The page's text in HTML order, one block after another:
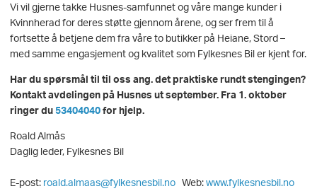
Vi vil gjerne takke Husnes-samfunnet og våre mange kunder i
Kvinnherad for deres støtte gjennom årene, og ser frem til å
fortsette å betjene dem fra våre to butikker på Heiane, Stord –
med samme engasjement og kvalitet som Fylkesnes Bil er kjent for.
Har du spørsmål til til oss ang. det praktiske rundt stengingen?
Kontakt avdelingen på Husnes ut september. Fra 1. oktober
ringer du53404040for hjelp.
Roald Almås
Daglig leder, Fylkesnes Bil
E-post: roald.almaas@fylkesnesbil.no Web:www.fylkesnesbil.no